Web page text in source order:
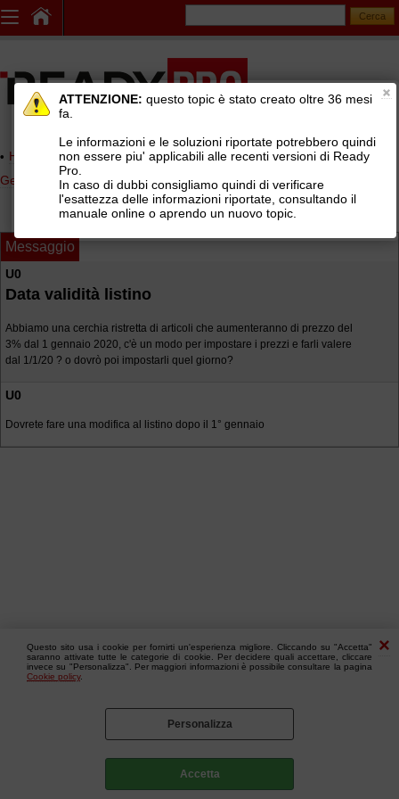
Questo sito usa i cookie per fornirti un'esperienza migliore. Cliccando su "Accetta"
saranno attivate tutte le categorie di cookie. Per decidere quali accettare, cliccare
invece su "Personalizza". Per maggiori informazioni è possibile consultare la pagina
Cookie policy.
Personalizza
Accetta
Home page> AREE DI SUPPORTO TECNICO GRATUITO>
Gestionale Ready Pro>Installazione e configurazione Ready Pro
Messaggio
U0
Data validità listino
Abbiamo una cerchia ristretta di articoli che aumenteranno di prezzo del
3% dal 1 gennaio 2020, c'è un modo per impostare i prezzi e farli valere
dal 1/1/20 ? o dovrò poi impostarli quel giorno?
U0
Dovrete fare una modifica al listino dopo il 1° gennaio
ATTENZIONE: questo topic è stato creato oltre 36 mesi
fa.
Le informazioni e le soluzioni riportate potrebbero quindi
non essere piu' applicabili alle recenti versioni di Ready
Pro.
In caso di dubbi consigliamo quindi di verificare
l'esattezza delle informazioni riportate, consultando il
manuale online o aprendo un nuovo topic.